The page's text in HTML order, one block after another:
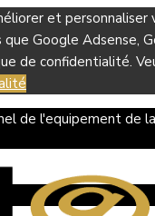
et
Google Adsense,
de confidentialité.
de l'equipement de